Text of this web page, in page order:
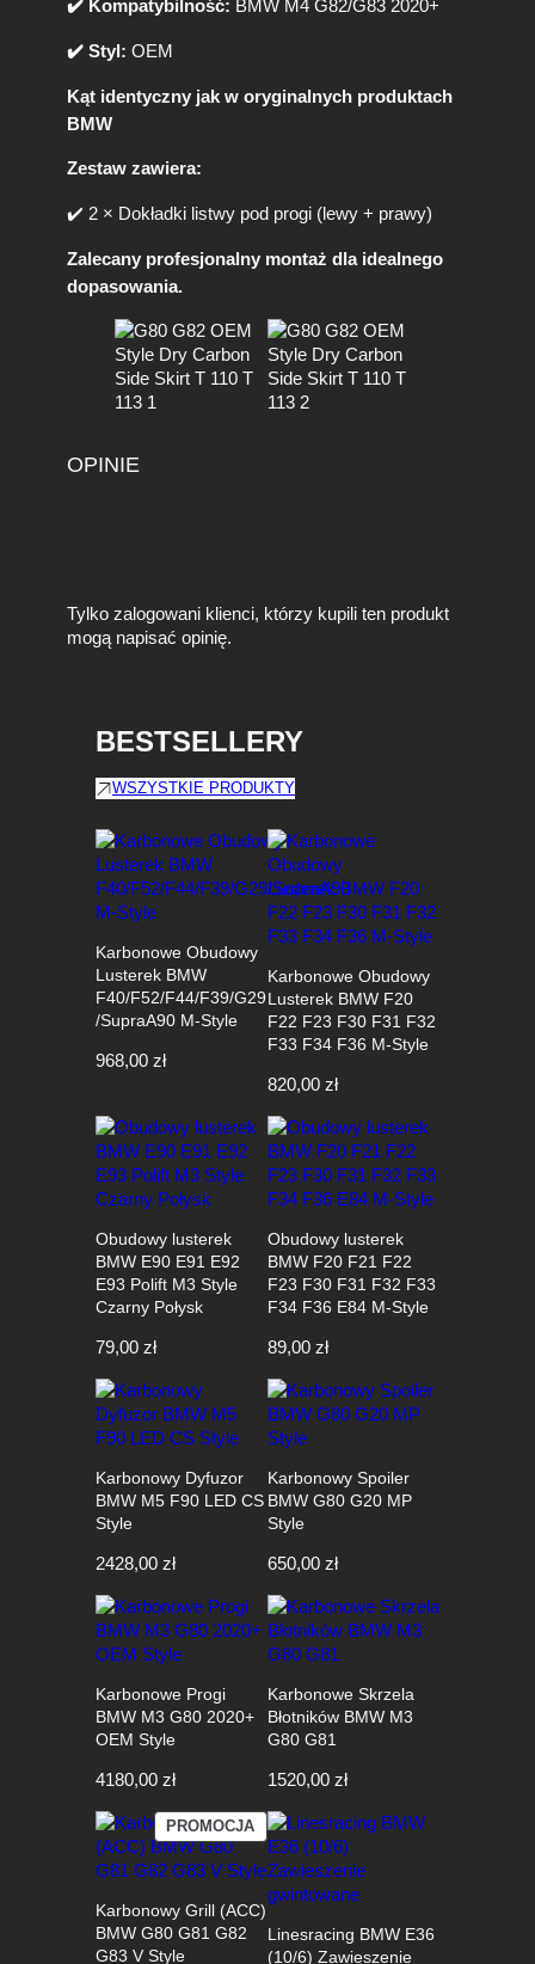
2
G
3
2
2
+
✔️ Kompatybilność: BMW M4 G82/G83 2020+
✔️ Styl: OEM
Kąt identyczny jak w oryginalnych produktach
BMW
Zestaw zawiera:
✔️ 2 × Dokładki listwy pod progi (lewy + prawy)
Zalecany profesjonalny montaż dla idealnego
dopasowania.
OPINIE
Tylko zalogowani klienci, którzy kupili ten produkt
mogą napisać opinię.
BESTSELLERY
WSZYSTKIE PRODUKTY
Karbonowe Obudowy
Lusterek BMW
F40/F52/F44/F39/G29
/SupraA90 M-Style
968,00 zł
Karbonowe Obudowy
Lusterek BMW F20
F22 F23 F30 F31 F32
F33 F34 F36 M-Style
820,00 zł
Obudowy lusterek
BMW E90 E91 E92
E93 Polift M3 Style
Czarny Połysk
79,00 zł
Obudowy lusterek
BMW F20 F21 F22
F23 F30 F31 F32 F33
F34 F36 E84 M-Style
89,00 zł
Karbonowy Dyfuzor
BMW M5 F90 LED CS
Style
2428,00 zł
Karbonowy Spoiler
BMW G80 G20 MP
Style
650,00 zł
Karbonowe Progi
BMW M3 G80 2020+
OEM Style
4180,00 zł
Karbonowe Skrzela
Błotników BMW M3
G80 G81
1520,00 zł
PROMOCJAPRODUKT
W
PROMOCJI
Karbonowy Grill (ACC)
BMW G80 G81 G82
G83 V Style
Linesracing BMW E36
(10/6) Zawieszenie